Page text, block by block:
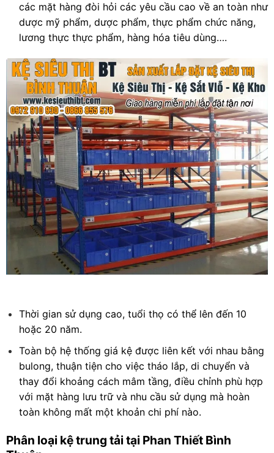
các mặt hàng đòi hỏi các yêu cầu cao về an toàn như
dược mỹ phẩm, dược phẩm, thực phẩm chức năng,
lương thực thực phẩm, hàng hóa tiêu dùng….
Thời gian sử dụng cao, tuổi thọ có thể lên đến 10
hoặc 20 năm.
Toàn bộ hệ thống giá kệ được liên kết với nhau bằng
bulong, thuận tiện cho việc tháo lắp, di chuyển và
thay đổi khoảng cách mâm tầng, điều chỉnh phù hợp
với mặt hàng lưu trữ và nhu cầu sử dụng mà hoàn
toàn không mất một khoản chi phí nào.
Phân loại kệ trung tải tại Phan Thiết Bình